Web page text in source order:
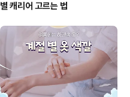
별 캐리어 고르는 법